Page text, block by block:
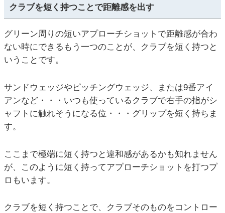
クラブを短く持つことで距離感を出す
グリーン周りの短いアプローチショットで距離感が合わ
ない時にできるもう一つのことが、クラブを短く持つと
いうことです。
サンドウェッジやピッチングウェッジ、または9番アイ
アンなど・・・いつも使っているクラブで右手の指がシ
ャフトに触れそうになる位・・・グリップを短く持ちま
す。
ここまで極端に短く持つと違和感があるかも知れません
が、このように短く持ってアプローチショットを打つプ
ロもいます。
クラブを短く持つことで、クラブそのものをコントロー